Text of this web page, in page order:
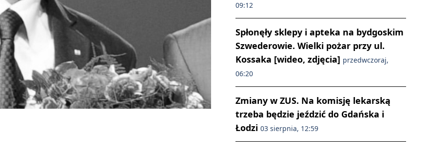
09:12
Spłonęły sklepy i apteka na bydgoskim
Szwederowie. Wielki pożar przy ul.
Kossaka [wideo, zdjęcia] przedwczoraj,
06:20
Zmiany w ZUS. Na komisję lekarską
trzeba będzie jeździć do Gdańska i
Łodzi 03 sierpnia, 12:59